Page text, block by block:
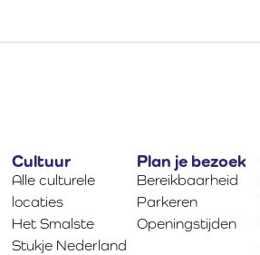
Cultuur
Alle culturele
locaties
Het Smalste
Stukje Nederland
Plan je bezoek
Bereikbaarheid
Parkeren
Openingstijden